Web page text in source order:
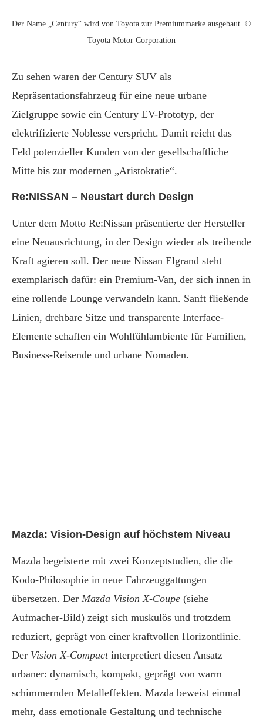
Der Name „Century“ wird von Toyota zur Premiummarke ausgebaut. ©
Toyota Motor Corporation
Zu sehen waren der Century SUV als
Repräsentationsfahrzeug für eine neue urbane
Zielgruppe sowie ein Century EV-Prototyp, der
elektrifizierte Noblesse verspricht. Damit reicht das
Feld potenzieller Kunden von der gesellschaftliche
Mitte bis zur modernen „Aristokratie“.
Re:NISSAN – Neustart durch Design
Unter dem Motto Re:Nissan präsentierte der Hersteller
eine Neuausrichtung, in der Design wieder als treibende
Kraft agieren soll. Der neue Nissan Elgrand steht
exemplarisch dafür: ein Premium-Van, der sich innen in
eine rollende Lounge verwandeln kann. Sanft fließende
Linien, drehbare Sitze und transparente Interface-
Elemente schaffen ein Wohlfühlambiente für Familien,
Business-Reisende und urbane Nomaden.
Mazda: Vision-Design auf höchstem Niveau
Mazda begeisterte mit zwei Konzeptstudien, die die
Kodo-Philosophie in neue Fahrzeuggattungen
übersetzen. Der Mazda Vision X-Coupe (siehe
Aufmacher-Bild) zeigt sich muskulös und trotzdem
reduziert, geprägt von einer kraftvollen Horizontlinie.
Der Vision X-Compactinterpretiert diesen Ansatz
urbaner: dynamisch, kompakt, geprägt von warm
schimmernden Metalleffekten. Mazda beweist einmal
mehr, dass emotionale Gestaltung und technische